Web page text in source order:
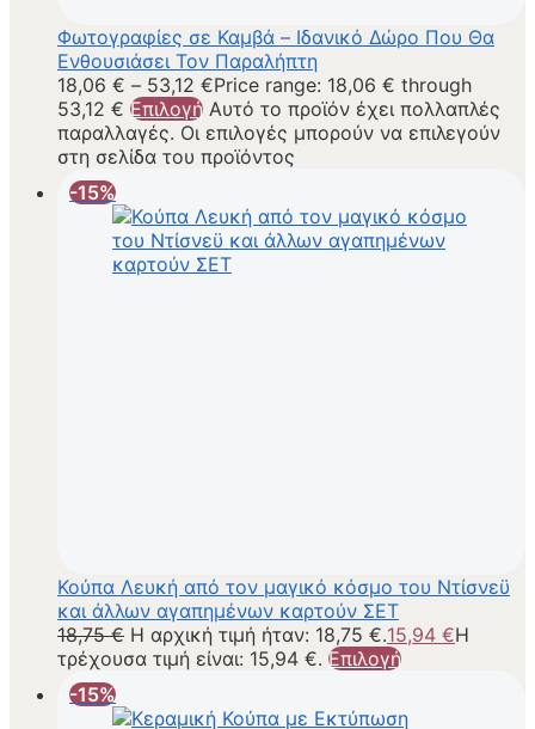
Φωτογραφίες σε Καμβά – Ιδανικό Δώρο Που Θα
Ενθουσιάσει Τον Παραλήπτη
18,06 € – 53,12 €Price range: 18,06 € through
53,12 € Επιλογή Αυτό το προϊόν έχει πολλαπλές
παραλλαγές. Οι επιλογές μπορούν να επιλεγούν
στη σελίδα του προϊόντος
-15%
Κούπα Λευκή από τον μαγικό κόσμο του Ντίσνεϋ
και άλλων αγαπημένων καρτούν ΣΕΤ
18,75€ Η αρχική τιμή ήταν: 18,75 €.15,94 €Η
τρέχουσα τιμή είναι: 15,94 €. Επιλογή
-15%